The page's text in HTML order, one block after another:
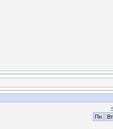
«
Пн
Вт